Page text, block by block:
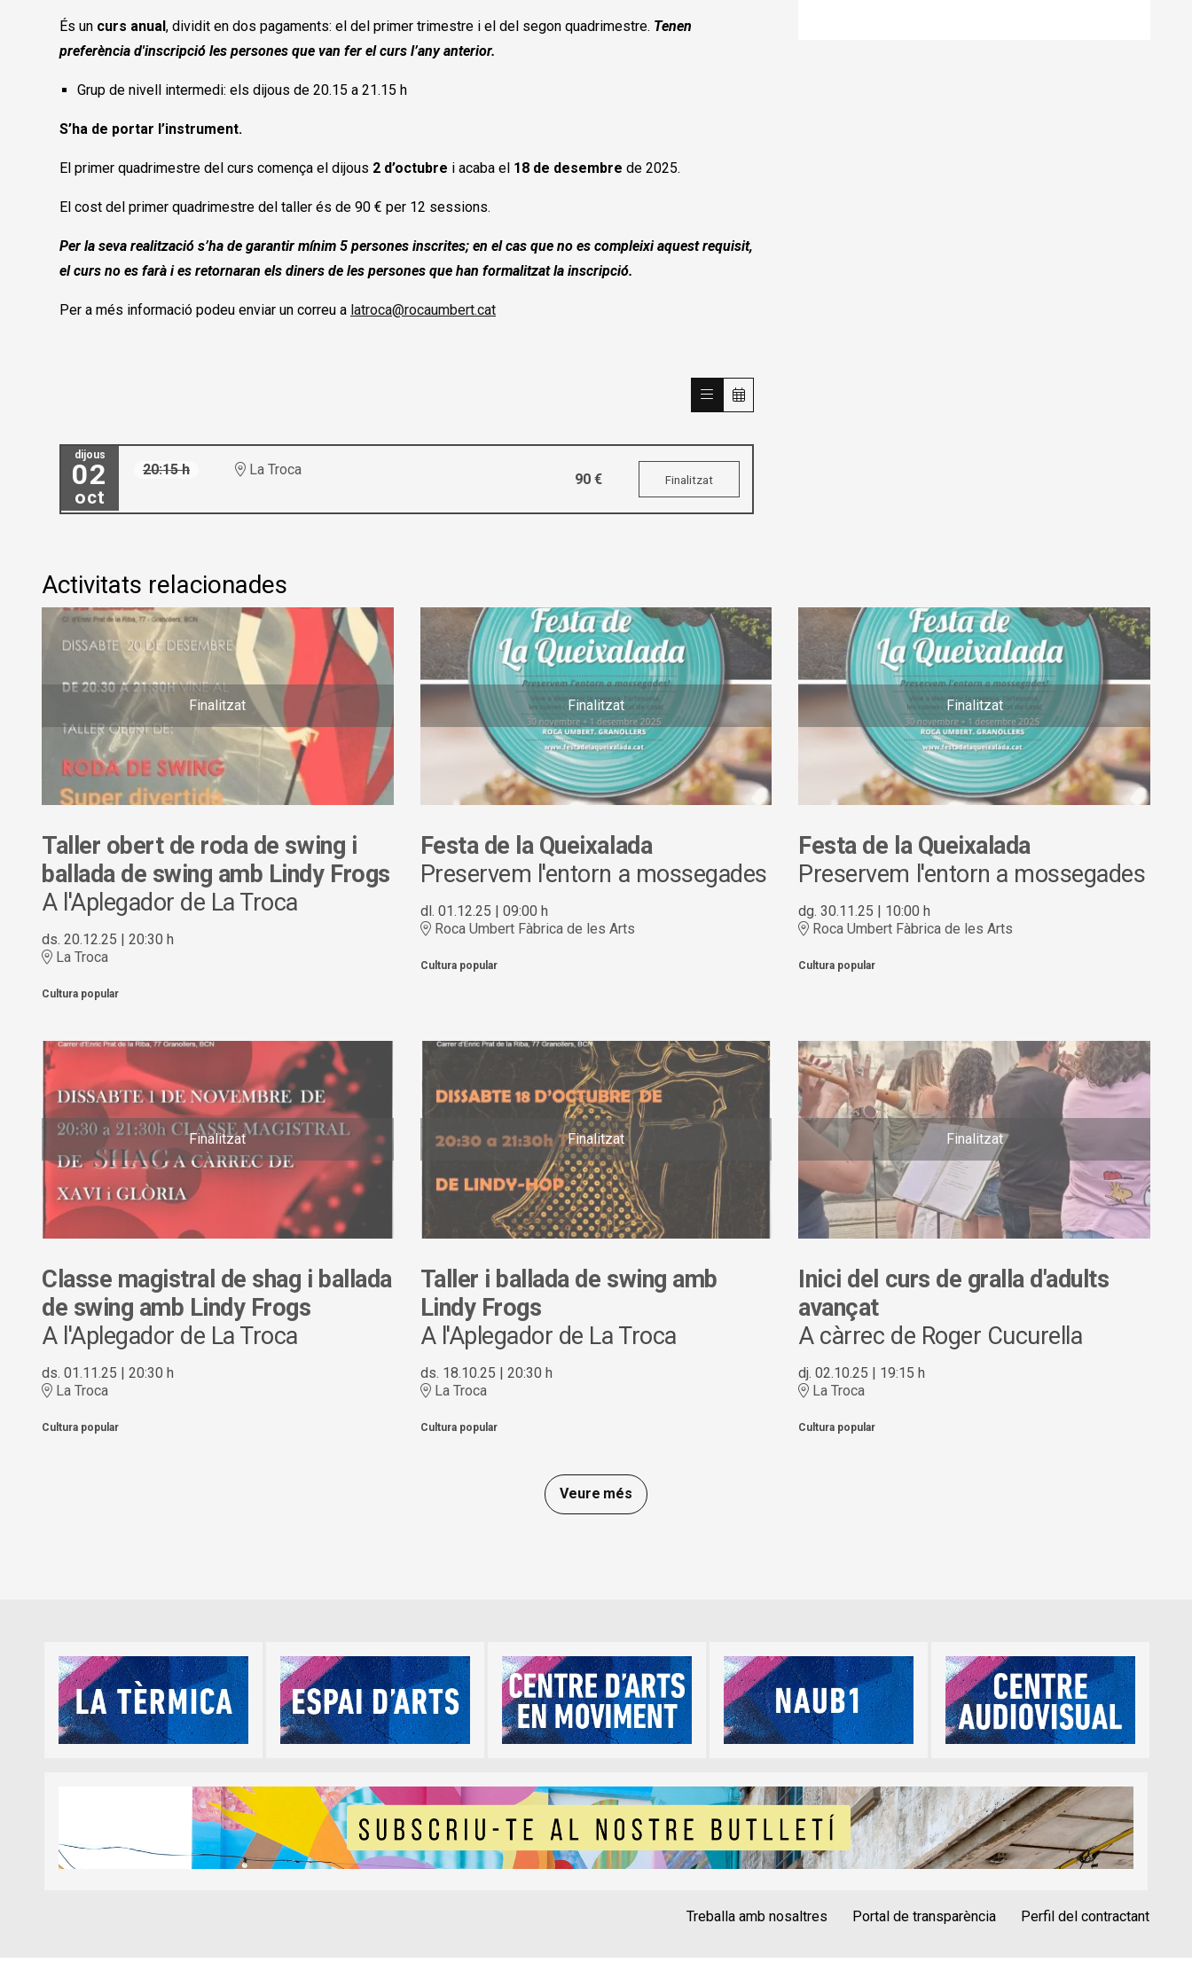
És un curs anual, dividit en dos pagaments: el del primer trimestre i el del segon quadrimestre. Tenen
preferència d'inscripció les persones que van fer el curs l’any anterior.
Grup de nivell intermedi: els dijous de 20.15 a 21.15 h
S’ha de portar l’instrument.
El primer quadrimestre del curs comença el dijous 2 d’octubre i acaba el 18 de desembre de 2025.
El cost del primer quadrimestre del taller és de 90 € per 12 sessions.
Per la seva realització s’ha de garantir mínim 5 persones inscrites; en el cas que no es compleixi aquest requisit,
el curs no es farà i es retornaran els diners de les persones que han formalitzat la inscripció.
Per a més informació podeu enviar un correu a latroca@rocaumbert.cat
dijous
02
oct
20:15 h La Troca
90 € Finalitzat
Activitats relacionades
Finalitzat
Taller obert de roda de swing i
ballada de swing amb Lindy Frogs
A l'Aplegador de La Troca
ds. 20.12.25
20:30 h
La Troca
Cultura popular
Finalitzat
Festa de la Queixalada
Preservem l'entorn a mossegades
dl. 01.12.25
09:00 h
Roca Umbert Fàbrica de les Arts
Cultura popular
Finalitzat
Festa de la Queixalada
Preservem l'entorn a mossegades
dg. 30.11.25
10:00 h
Roca Umbert Fàbrica de les Arts
Cultura popular
Finalitzat
Classe magistral de shag i ballada
de swing amb Lindy Frogs
A l'Aplegador de La Troca
ds. 01.11.25
20:30 h
La Troca
Cultura popular
Finalitzat
Taller i ballada de swing amb
Lindy Frogs
A l'Aplegador de La Troca
ds. 18.10.25
20:30 h
La Troca
Cultura popular
Finalitzat
Inici del curs de gralla d'adults
avançat
A càrrec de Roger Cucurella
dj. 02.10.25
19:15 h
La Troca
Cultura popular
Veure més
Treballa amb nosaltres
Portal de transparència Perfil del contractant